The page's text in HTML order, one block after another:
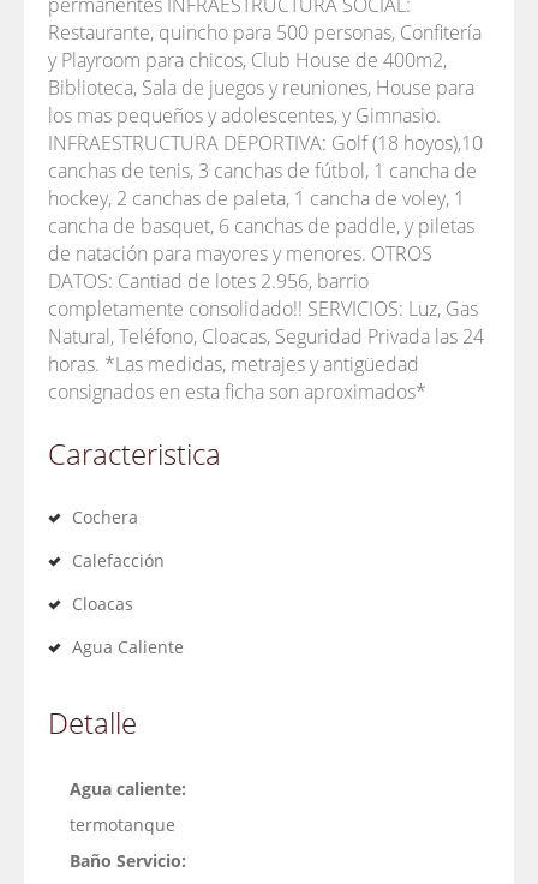
Restaurante, quincho para 500 personas, Confitería
y Playroom para chicos, Club House de 400m2,
Biblioteca, Sala de juegos y reuniones, House para
los mas pequeños y adolescentes, y Gimnasio.
INFRAESTRUCTURA DEPORTIVA: Golf (18 hoyos),10
canchas de tenis, 3 canchas de fútbol, 1 cancha de
hockey, 2 canchas de paleta, 1 cancha de voley, 1
cancha de basquet, 6 canchas de paddle, y piletas
de natación para mayores y menores. OTROS
DATOS: Cantiad de lotes 2.956, barrio
completamente consolidado!! SERVICIOS: Luz, Gas
Natural, Teléfono, Cloacas, Seguridad Privada las 24
horas. *Las medidas, metrajes y antigüedad
consignados en esta ficha son aproximados*
Caracteristica
Cochera
Calefacción
Cloacas
Agua Caliente
Detalle
Agua caliente:
termotanque
Baño Servicio: